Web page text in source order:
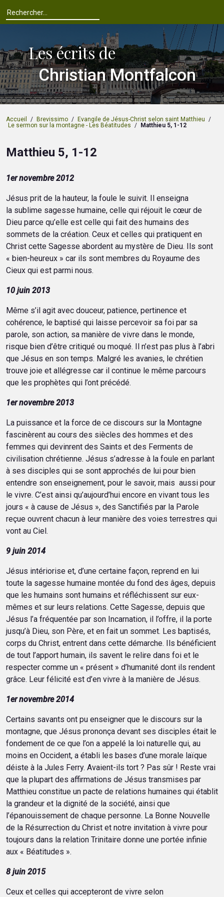
Les écrits de
Christian Montfalcon
Accueil / Brevissimo / Evangile de Jésus-Christ selon saint Matthieu /
Le sermon sur la montagne - Les Béatitudes / Matthieu 5, 1-12
Matthieu 5, 1-12
1er novembre 2012
Jésus prit de la hauteur, la foule le suivit. Il enseigna
la sublime sagesse humaine, celle qui réjouit le cœur de
Dieu parce qu’elle est celle qui fait des humains des
sommets de la création. Ceux et celles qui pratiquent en
Christ cette Sagesse abordent au mystère de Dieu. Ils sont
« bien-heureux » car ils sont membres du Royaume des
Cieux qui est parmi nous.
10 juin 2013
Même s’il agit avec douceur, patience, pertinence et
cohérence, le baptisé qui laisse percevoir sa foi par sa
parole, son action, sa manière de vivre dans le monde,
risque bien d’être critiqué ou moqué. Il n’est pas plus à l’abri
que Jésus en son temps. Malgré les avanies, le chrétien
trouve joie et allégresse car il continue le même parcours
que les prophètes qui l’ont précédé.
1er novembre 2013
La puissance et la force de ce discours sur la Montagne
fascinèrent au cours des siècles des hommes et des
femmes qui devinrent des Saints et des Ferments de
civilisation chrétienne. Jésus s’adresse à la foule en parlant
à ses disciples qui se sont approchés de lui pour bien
entendre son enseignement, pour le savoir, mais aussi pour
le vivre. C’est ainsi qu’aujourd’hui encore en vivant tous les
jours « à cause de Jésus », des Sanctifiés par la Parole
reçue ouvrent chacun à leur manière des voies terrestres qui
vont au Ciel.
9 juin 2014
Jésus intériorise et, d’une certaine façon, reprend en lui
toute la sagesse humaine montée du fond des âges, depuis
que les humains sont humains et réfléchissent sur eux-
mêmes et sur leurs relations. Cette Sagesse, depuis que
Jésus l’a fréquentée par son Incarnation, il l’offre, il la porte
jusqu’à Dieu, son Père, et en fait un sommet. Les baptisés,
corps du Christ, entrent dans cette démarche. Ils bénéficient
de tout l’apport humain, ils savent le relire dans foi et le
respecter comme un « présent » d’humanité dont ils rendent
grâce. Leur félicité est d’en vivre à la manière de Jésus.
1er novembre 2014
Certains savants ont pu enseigner que le discours sur la
montagne, que Jésus prononça devant ses disciples était le
fondement de ce que l’on a appelé la loi naturelle qui, au
moins en Occident, a établi les bases d’une morale laïque
déiste à la Jules Ferry. Avaient-ils tort ? Pas sûr ! Reste vrai
que la plupart des affirmations de Jésus transmises par
Matthieu constitue un pacte de relations humaines qui établit
la grandeur et la dignité de la société, ainsi que
l’épanouissement de chaque personne. La Bonne Nouvelle
de la Résurrection du Christ et notre invitation à vivre pour
toujours dans la relation Trinitaire donne une portée infinie
aux « Béatitudes ».
8 juin 2015
Ceux et celles qui accepteront de vivre selon